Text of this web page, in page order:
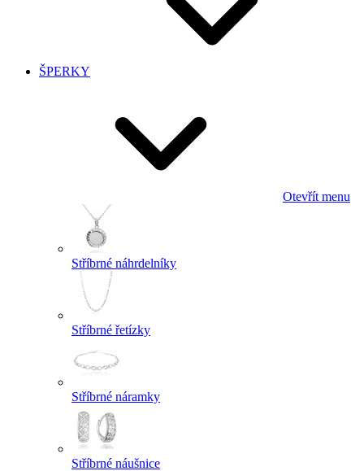
ŠPERKY
Otevřít menu
Stříbrné náhrdelníky
Stříbrné řetízky
Stříbrné náramky
Stříbrné náušnice